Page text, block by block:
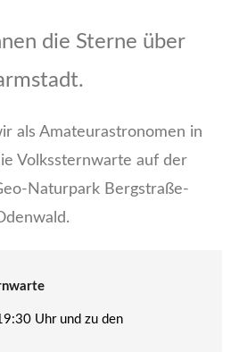
die Sterne über
als Amateurastronomen in
Volkssternwarte auf der
Naturpark Bergstraße-
Uhr und zu den